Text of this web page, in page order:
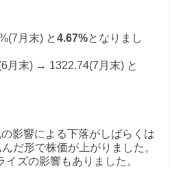
月末) と4.67%となりまし
月末) → 1322.74(7月末) と
影響による下落がしばらくは
だ形で株価が上がりました。
ズの影響もありました。